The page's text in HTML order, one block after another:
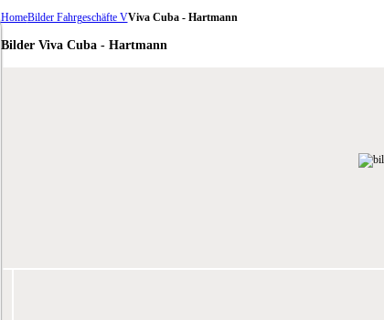
HomeBilder Fahrgeschäfte VViva Cuba - Hartmann
Bilder Viva Cuba - Hartmann